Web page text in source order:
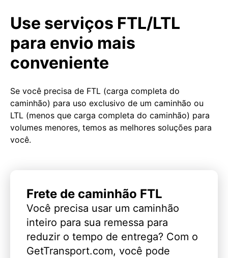
Use serviços FTL/LTL
para envio mais
conveniente
Se você precisa de FTL (carga completa do
caminhão) para uso exclusivo de um caminhão ou
LTL (menos que carga completa do caminhão) para
volumes menores, temos as melhores soluções para
você.
Frete de caminhão FTL
Você precisa usar um caminhão
inteiro para sua remessa para
reduzir o tempo de entrega? Com o
GetTransport.com, você pode